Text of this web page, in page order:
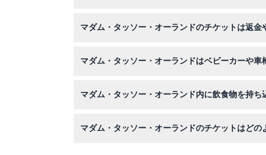
マダム・タッソー・オーランドのチケットは返金
マダム・タッソー・オーランドはベビーカーや
マダム・タッソー・オーランド内に飲食物を持ち
マダム・タッソー・オーランドのチケットはどの